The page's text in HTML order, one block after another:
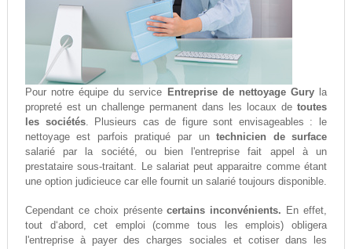
Pour notre équipe du service Entreprise de nettoyage Guryla
propreté est un challenge permanent dans les locaux detoutes
les sociétés. Plusieurs cas de figure sont envisageables : le
nettoyage est parfois pratiqué par untechnicien de surface
salarié par la société, ou bien l'entreprise fait appel à un
prestataire sous-traitant. Le salariat peut apparaitre comme étant
une option judicieuce car elle fournit un salarié toujours disponible.
Cependant ce choix présentecertains inconvénients. En effet,
tout d‘abord, cet emploi (comme tous les emplois) obligera
l'entreprise à payer des charges sociales et cotiser dans les